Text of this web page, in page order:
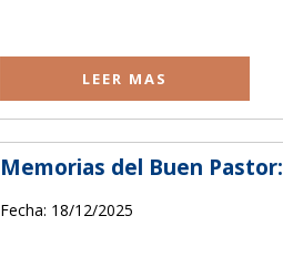
LEER MAS
Memorias del Buen
Fecha: 18/12/2025